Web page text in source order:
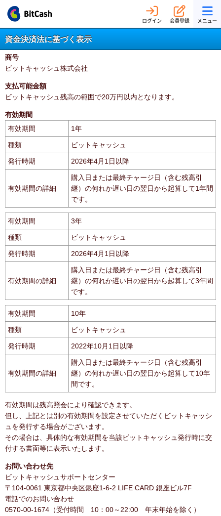
ログイン 会員登録 メニュー
資金決済法に基づく表示
商号
ビットキャッシュ株式会社
支払可能金額
ビットキャッシュ残高の範囲で20万円以内となります。
有効期間
有効期間
1年
種類 ビットキャッシュ
発行時期 2026年4月1日以降
有効期間の詳細
購入日または最終チャージ日（含む残高引
継）の何れか遅い日の翌日から起算して1年間
です。
有効期間 3年
種類 ビットキャッシュ
発行時期 2026年4月1日以降
有効期間の詳細
購入日または最終チャージ日（含む残高引
継）の何れか遅い日の翌日から起算して3年間
です。
有効期間 10年
種類 ビットキャッシュ
発行時期 2022年10月1日以降
有効期間の詳細
購入日または最終チャージ日（含む残高引
継）の何れか遅い日の翌日から起算して10年
間です。
有効期間は残高照会により確認できます。
但し、上記とは別の有効期間を設定させていただくビットキャッシ
ュを発行する場合がございます。
その場合は、具体的な有効期間を当該ビットキャッシュ発行時に交
付する書面等に表示いたします。
お問い合わせ先
ビットキャッシュサポートセンター
〒104-0061 東京都中央区銀座1-6-2 LIFE CARD 銀座ビル7F
電話でのお問い合わせ
0570-00-1674（受付時間 10：00～22:00 年末年始を除く）